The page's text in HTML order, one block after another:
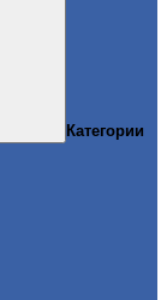
Категории